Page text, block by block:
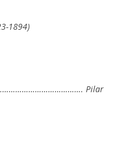
(1823-1894)
Pilar